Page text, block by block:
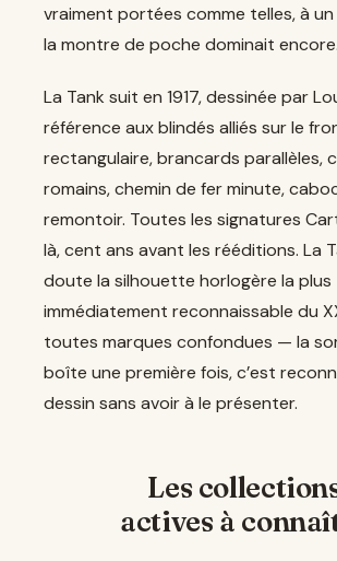
vraiment portées comme telles, à
la montre de poche dominait encore.
La Tank suit en 1917, dessinée par
référence aux blindés alliés sur le
rectangulaire, brancards parallèles,
romains, chemin de fer minute,
remontoir. Toutes les signatures
là, cent ans avant les rééditions. La
doute la silhouette horlogère la plus
immédiatement reconnaissable du
toutes marques confondues — la
boîte une première fois, c’est
dessin sans avoir à le présenter.
Les
actives à